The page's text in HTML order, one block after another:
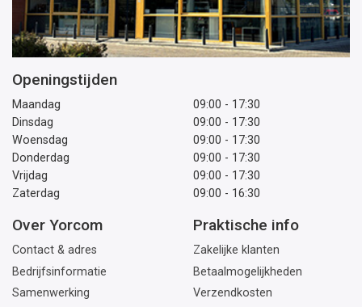
Openingstijden
Maandag
09:00 - 17:30
Dinsdag
09:00 - 17:30
Woensdag
09:00 - 17:30
Donderdag
09:00 - 17:30
Vrijdag
09:00 - 17:30
Zaterdag
09:00 - 16:30
Over Yorcom
Contact & adres
Bedrijfsinformatie
Samenwerking
Praktische info
Zakelijke klanten
Betaalmogelijkheden
Verzendkosten